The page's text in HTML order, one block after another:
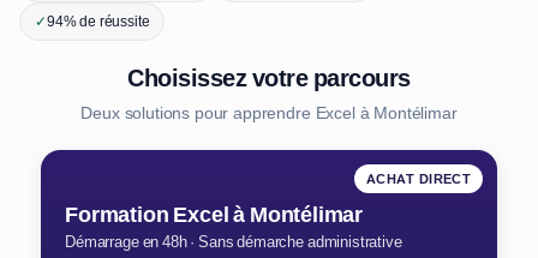
✓94% de réussite
Choisissez votre parcours
Deux solutions pour apprendre Excel à Montélimar
ACHAT DIRECT
Formation Excel à Montélimar
Démarrage en 48h · Sans démarche administrative